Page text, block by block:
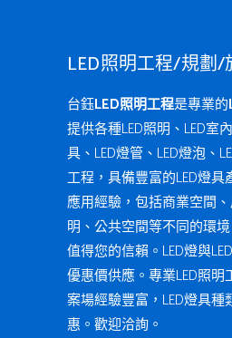
LED照明工程/規劃/
台鈺LED照明工程是專業的
提供各種LED照明、LED室
具、LED燈管、LED燈泡、
工程，具備豐富的LED燈具
應用經驗，包括商業空間
明、公共空間等不同的環
值得您的信賴。LED燈與
優惠價供應。專業LED照明
案場經驗豐富，LED燈具
惠。歡迎洽詢。